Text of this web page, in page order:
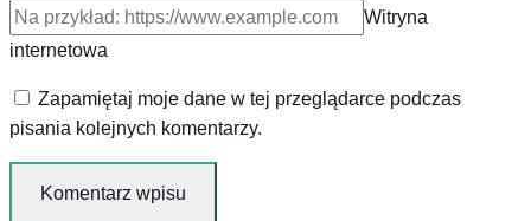
Witryna
internetowa
Zapamiętaj moje dane w tej przeglądarce podczas
pisania kolejnych komentarzy.